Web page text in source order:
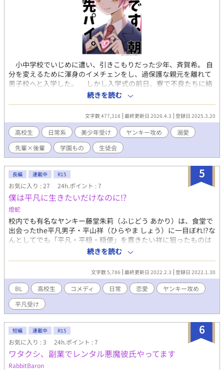
小中学校でいじめに遭い、引きこもりだった少年、斉賀希。 自
分を変えるために渾身のイメチェンをし、過保護な親元を離れて
男子校へと入学した。 しかし入学式の前日、寮で不良たちに絡
まれ大ピンチ！！そんな希のピンチを救ってくれたのは、悪名高
い二年の朝比奈柊馬だった。 希は礼をするために朝比奈を探す
のだが、見つけた途端強引に彼の部屋へと連れ込まれて……！？
表紙イラスト：風鈴さん
続きを読む
文字数 477,318 最終更新日 2026.4.3 登録日 2025.3.20
高校生 日常系 美少年受け ヤンキー攻め
溺愛
先輩×後輩
学園もの 生徒会
5
長編 連載中 R15
お気に入り : 27 24h.ポイント : 7
僕は平凡に生きたいだけなのに⁉
燈蛇
校内でも有名なヤンキー藤堂朱莉（ふじどう あかり）は、食堂で
出会ったthe平凡男子・平山祥（ひらやま しょう）に一目ぼれ⁉な
んとしてでも「平凡・平穏・穏便」を貫きたい祥に狙ったものは
逃がさない朱莉が奮起‼互いに相容れない存在かと思いきや…？
互いを知り、互いを高め合う二人の日常loveコメディー‼‼‼
(*^^*)「初めて書くものなので、暖かく見守ってください」
続きを読む
文字数 5,786 最終更新日 2022.2.3 登録日 2022.1.30
BL 高校生 コメディ 日常 恋愛
ヤンキー攻め
平凡受け
6
短編 連載中 R15
お気に入り : 3 24h.ポイント : 7
ワタクシ、副業でレンタル悪魔彼氏やってます
RabbitBaron